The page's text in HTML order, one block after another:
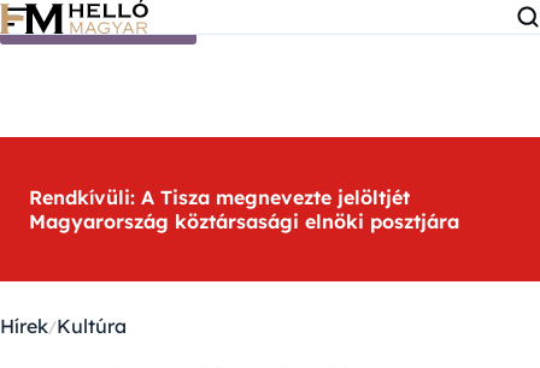
Ugrás a tartalomra
Rendkívüli: A Tisza megnevezte jelöltjét
Magyarország köztársasági elnöki posztjára
Hírek Kultúra